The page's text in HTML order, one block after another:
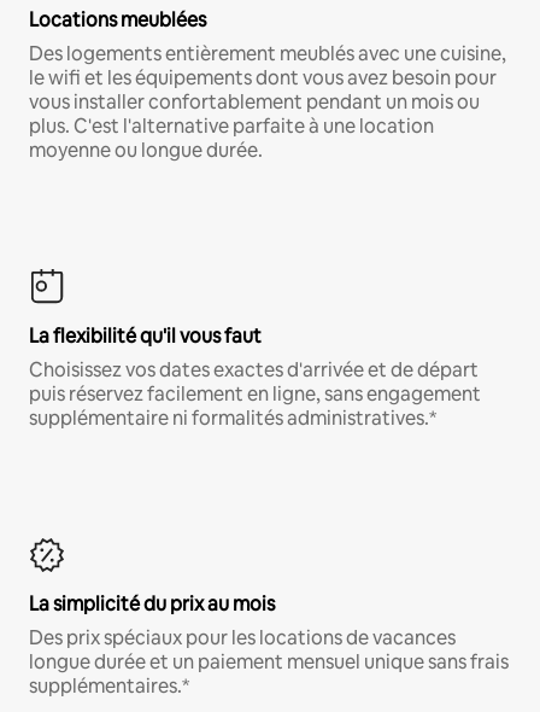
Locations meublées
Des logements entièrement meublés avec une cuisine,
le wifi et les équipements dont vous avez besoin pour
vous installer confortablement pendant un mois ou
plus. C'est l'alternative parfaite à une location
moyenne ou longue durée.
La flexibilité qu'il vous faut
Choisissez vos dates exactes d'arrivée et de départ
puis réservez facilement en ligne, sans engagement
supplémentaire ni formalités administratives.*
La simplicité du prix au mois
Des prix spéciaux pour les locations de vacances
longue durée et un paiement mensuel unique sans frais
supplémentaires.*